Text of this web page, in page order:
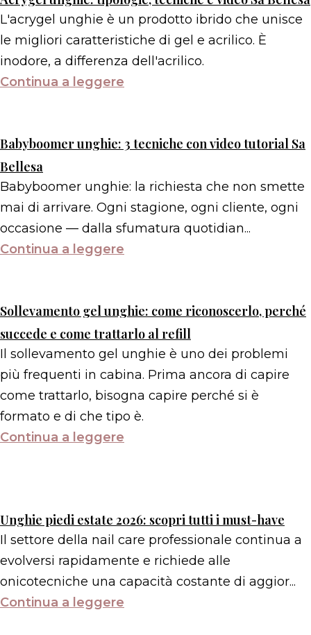
L'acrygel unghie è un prodotto ibrido che unisce
le migliori caratteristiche di gel e acrilico. È
inodore, a differenza dell'acrilico.
Continua a leggere
Babyboomer unghie: 3 tecniche con video tutorial Sa
Bellesa
Babyboomer unghie: la richiesta che non smette
mai di arrivare. Ogni stagione, ogni cliente, ogni
occasione — dalla sfumatura quotidian...
Continua a leggere
Sollevamento gel unghie: come riconoscerlo, perché
succede e come trattarlo al refill
Il sollevamento gel unghie è uno dei problemi
più frequenti in cabina. Prima ancora di capire
come trattarlo, bisogna capire perché si è
formato e di che tipo è.
Continua a leggere
Unghie piedi estate 2026: scopri tutti i must-have
Il settore della nail care professionale continua a
evolversi rapidamente e richiede alle
onicotecniche una capacità costante di aggior...
Continua a leggere